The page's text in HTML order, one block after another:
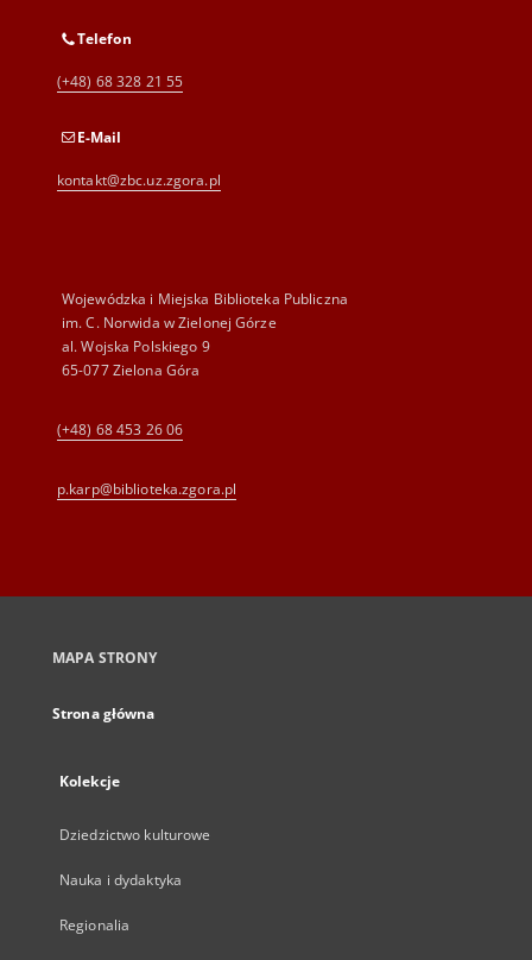
Telefon
(+48) 68 328 21 55
E-Mail
kontakt@zbc.uz.zgora.pl
Wojewódzka i Miejska Biblioteka Publiczna
im. C. Norwida w Zielonej Górze
al. Wojska Polskiego 9
65-077 Zielona Góra
(+48) 68 453 26 06
p.karp@biblioteka.zgora.pl
MAPA STRONY
Strona główna
Kolekcje
Dziedzictwo kulturowe
Nauka i dydaktyka
Regionalia